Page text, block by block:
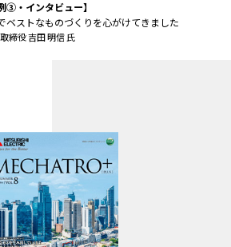
③・インタビュー】
ベストなものづくりを心がけてきました
締役 吉田 明信 氏